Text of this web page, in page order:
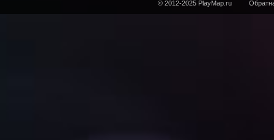
© 2012-2025 PlayMap.ru